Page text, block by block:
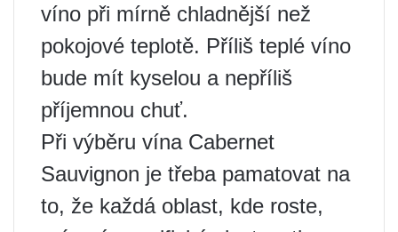
víno při mírně chladnější než
pokojové teplotě. Příliš teplé víno
bude mít kyselou a nepříliš
příjemnou chuť.
Při výběru vína Cabernet
Sauvignon je třeba pamatovat na
to, že každá oblast, kde roste,